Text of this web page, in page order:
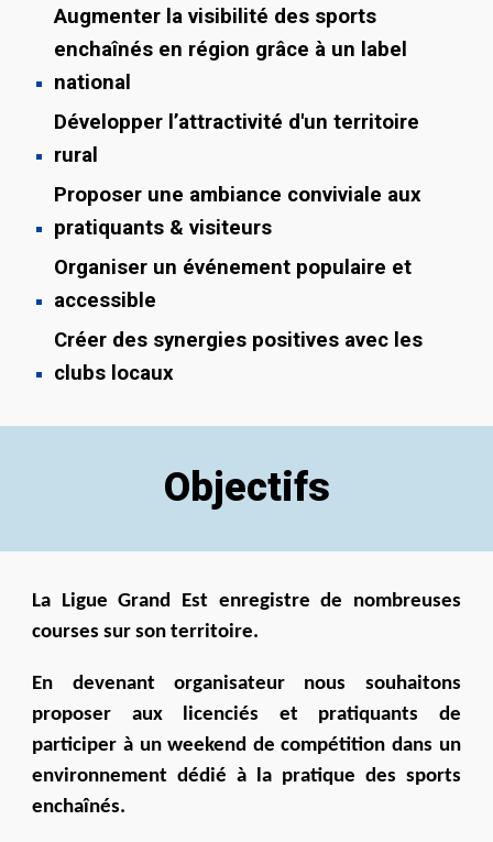
Augmenter la visibilité des sports
enchaînés en région grâce à un label
national
Développer l’attractivité d'un territoire
rural
Proposer une ambiance conviviale aux
pratiquants & visiteurs
Organiser un événement populaire et
accessible
Créer des synergies positives avec les
clubs locaux
Objectifs
La Ligue Grand Est enregistre de nombreuses
courses sur son territoire.
En devenant organisateur nous souhaitons
proposer aux licenciés et pratiquants de
participer à un weekend de compétition dans un
environnement dédié à la pratique des sports
enchaînés.